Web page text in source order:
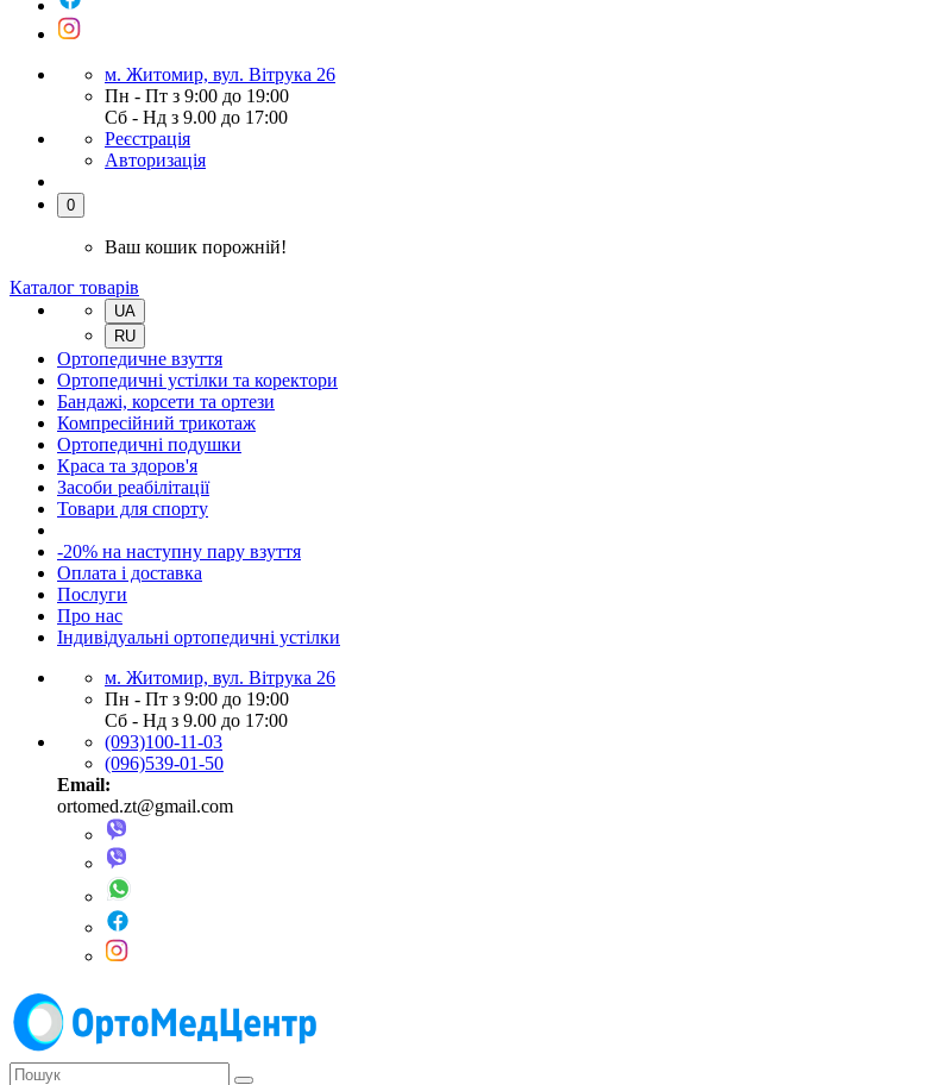
м. Житомир, вул. Вітрука 26
Пн - Пт з 9:00 до 19:00
Сб - Нд з 9.00 до 17:00
Реєстрація
Авторизація
0
Ваш кошик порожній!
Каталог товарів
UA
RU
Ортопедичне взуття
Ортопедичні устілки та коректори
Бандажі, корсети та ортези
Компресійний трикотаж
Ортопедичні подушки
Краса та здоров'я
Засоби реабілітації
Товари для спорту
-20% на наступну пару взуття
Оплата і доставка
Послуги
Про нас
Індивідуальні ортопедичні устілки
м. Житомир, вул. Вітрука 26
Пн - Пт з 9:00 до 19:00
Сб - Нд з 9.00 до 17:00
(093)100-11-03
(096)539-01-50
Email:
ortomed.zt@gmail.com